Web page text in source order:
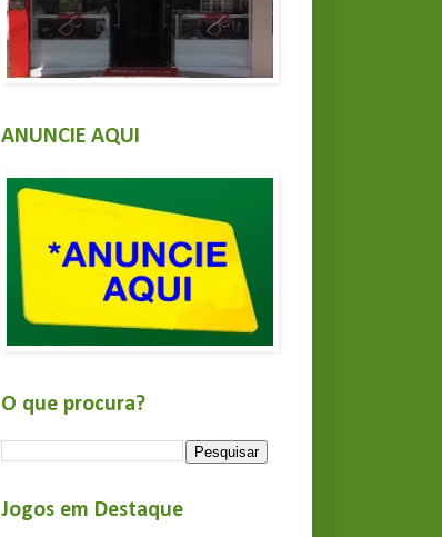
ANUNCIE AQUI
O que procura?
Jogos em Destaque